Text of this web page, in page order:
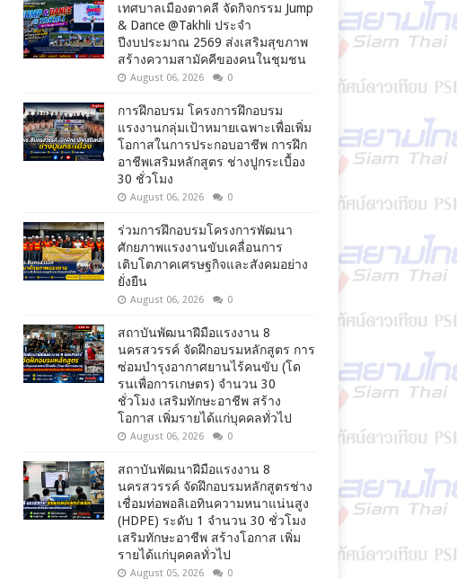
เทศบาลเมืองตาคลี จัดกิจกรรม Jump
& Dance @Takhli ประจำ
ปีงบประมาณ 2569 ส่งเสริมสุขภาพ
สร้างความสามัคคีของคนในชุมชน
August 06, 2026 0
การฝึกอบรม โครงการฝึกอบรม
แรงงานกลุ่มเป้าหมายเฉพาะเพื่อเพิ่ม
โอกาสในการประกอบอาชีพ การฝึก
อาชีพเสริมหลักสูตร ช่างปูกระเบื้อง
30 ชั่วโมง
August 06, 2026 0
ร่วมการฝึกอบรมโครงการพัฒนา
ศักยภาพแรงงานขับเคลื่อนการ
เติบโตภาคเศรษฐกิจและสังคมอย่าง
ยั่งยืน
August 06, 2026 0
สถาบันพัฒนาฝีมือแรงงาน 8
นครสวรรค์ จัดฝึกอบรมหลักสูตร การ
ซ่อมบำรุงอากาศยานไร้คนขับ (โด
รนเพื่อการเกษตร) จำนวน 30
ชั่วโมง เสริมทักษะอาชีพ สร้าง
โอกาส เพิ่มรายได้แก่บุคคลทั่วไป
August 06, 2026 0
สถาบันพัฒนาฝีมือแรงงาน 8
นครสวรรค์ จัดฝึกอบรมหลักสูตรช่าง
เชื่อมท่อพอลิเอทินความหนาแน่นสูง
(HDPE) ระดับ 1 จำนวน 30 ชั่วโมง
เสริมทักษะอาชีพ สร้างโอกาส เพิ่ม
รายได้แก่บุคคลทั่วไป
August 05, 2026 0